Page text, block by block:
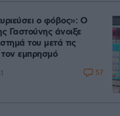
ο φόβος»: Ο
Γαστούνης άνοιξε
του μετά τις
τον εμπρησμό
57